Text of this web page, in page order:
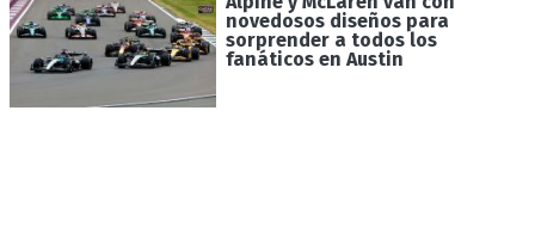
novedosos diseños para
sorprender a todos los
fanáticos en Austin